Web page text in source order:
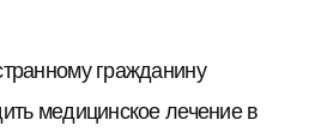
гражданину
медицинское лечение в